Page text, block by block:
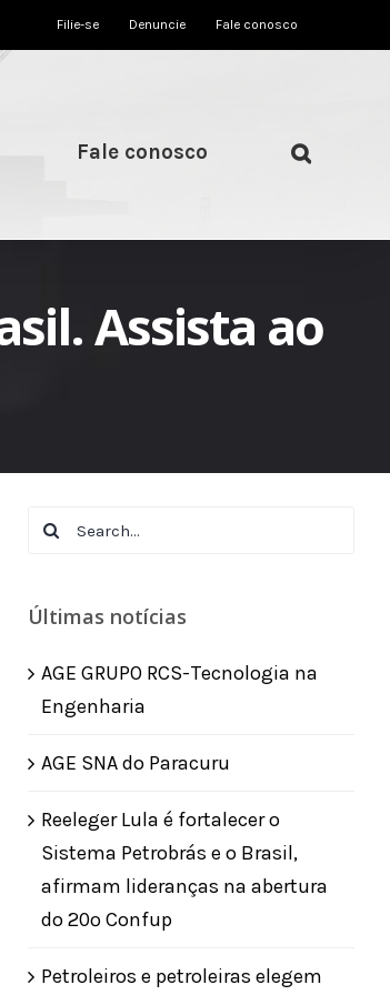
Filie-se Denuncie Fale conosco
Fale conosco
Assista ao
Search
Últimas notícias
AGE GRUPO RCS-Tecnologia na
Engenharia
AGE SNA do Paracuru
Reeleger Lula é fortalecer o
Sistema Petrobrás e o Brasil,
afirmam lideranças na abertura
do 20º Confup
Petroleiros e petroleiras elegem